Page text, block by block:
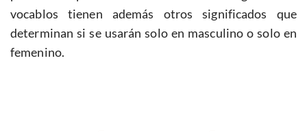
vocablos tienen además otros significados que
determinan si se usarán solo en masculino o solo en
femenino.